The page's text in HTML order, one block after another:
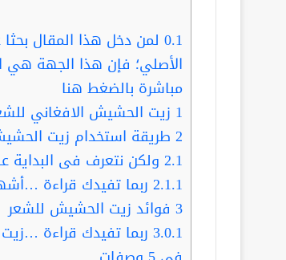
0.1 لمن دخل هذا المقال
الأصلي؛ فإن هذا الجهة
مباشرة بالضغط هنا
1 زيت الحشيش الافغاني
2 طريقة استخدام زيت
2.1 ولكن نتعرف فى البداية
2.1.1 ربما تفيدك قراءة …أشهر
3 فوائد زيت الحشيش للشعر
3.0.1